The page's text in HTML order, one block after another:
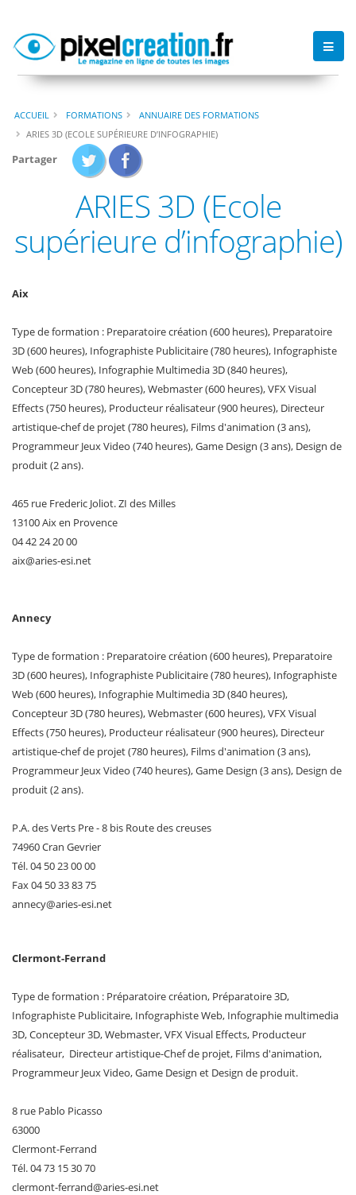
ACCUEIL FORMATIONS
ANNUAIRE DES FORMATIONS
ARIES 3D (ECOLE SUPÉRIEURE D’INFOGRAPHIE)
Partager
ARIES 3D (Ecole
supérieure d’infographie)
Aix
Type de formation : Preparatoire création (600 heures), Preparatoire
3D (600 heures), Infographiste Publicitaire (780 heures), Infographiste
Web (600 heures), Infographie Multimedia 3D (840 heures),
Concepteur 3D (780 heures), Webmaster (600 heures), VFX Visual
Effects (750 heures), Producteur réalisateur (900 heures), Directeur
artistique-chef de projet (780 heures), Films d'animation (3 ans),
Programmeur Jeux Video (740 heures), Game Design (3 ans), Design de
produit (2 ans).
465 rue Frederic Joliot. ZI des Milles
13100 Aix en Provence
04 42 24 20 00
aix@aries-esi.net
Annecy
Type de formation : Preparatoire création (600 heures), Preparatoire
3D (600 heures), Infographiste Publicitaire (780 heures), Infographiste
Web (600 heures), Infographie Multimedia 3D (840 heures),
Concepteur 3D (780 heures), Webmaster (600 heures), VFX Visual
Effects (750 heures), Producteur réalisateur (900 heures), Directeur
artistique-chef de projet (780 heures), Films d'animation (3 ans),
Programmeur Jeux Video (740 heures), Game Design (3 ans), Design de
produit (2 ans).
P.A. des Verts Pre - 8 bis Route des creuses
74960 Cran Gevrier
Tél. 04 50 23 00 00
Fax 04 50 33 83 75
annecy@aries-esi.net
Clermont-Ferrand
Type de formation : Préparatoire création, Préparatoire 3D,
Infographiste Publicitaire, Infographiste Web, Infographie multimedia
3D, Concepteur 3D, Webmaster, VFX Visual Effects, Producteur
réalisateur, Directeur artistique-Chef de projet, Films d'animation,
Programmeur Jeux Video, Game Design et Design de produit.
8 rue Pablo Picasso
63000
Clermont-Ferrand
Tél. 04 73 15 30 70
clermont-ferrand@aries-esi.net